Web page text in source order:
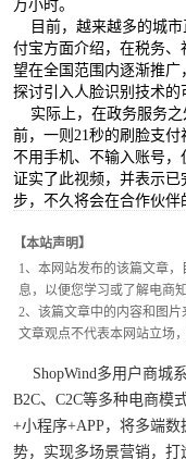
万小时。
目前，越来越多的城市
付宝方面介绍，在税务
望在全国范围内逐渐推
探讨引入人脸识别技术的
实际上，在政务服务之
前，一则21秒的刷脸支
不用手机、不输入账号
证实了此视频，并表示已
步，不久将会在合作伙伴
【本站声明】
1、本网站发布的该篇文章
息，以便您学习或了解电商
2、该篇文章中的内容和图片
文章观点不代表本网站立场
ShopWind多用户商城
B2C、C2C等多种电商模
+小程序+APP，将多端
势，实现多场景营销，